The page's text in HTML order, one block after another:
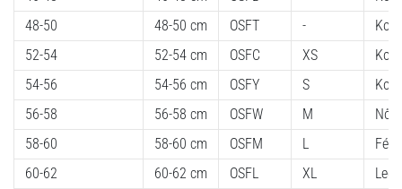
48-50
52-54
54-56
56-58
58-60
60-62
48-50 cm
52-54 cm
54-56 cm
56-58 cm
58-60 cm
60-62 cm
OSFT
OSFC
OSFY
OSFW
OSFM
OSFL
-
XS
S
M
L
XL
Kor
Kor
Kor
Női
Férfi